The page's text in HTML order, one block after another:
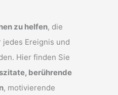
zu helfen, die
Ereignis und
Hier finden Sie
berührende
, motivierende